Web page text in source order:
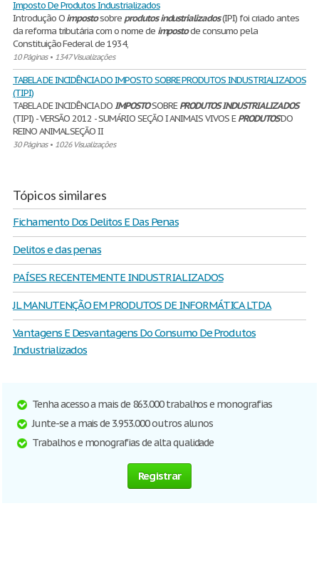
Imposto De Produtos Industrializados
Introdução Oimpostosobre produtos industrializados(IPI) foi criado antes
da reforma tributária com o nome de impostode consumo pela
Constituição Federal de 1934,
10 Páginas• 1347 Visualizações
TABELA DE INCIDÊNCIA DO IMPOSTO SOBRE PRODUTOS INDUSTRIALIZADOS
(TIPI)
TABELA DE INCIDÊNCIA DOIMPOSTOSOBREPRODUTOSINDUSTRIALIZADOS
(TIPI) - VERSÃO 2012 - SUMÁRIO SEÇÃO I ANIMAIS VIVOS EPRODUTOSDO
REINO ANIMAL SEÇÃO II
30 Páginas• 1026 Visualizações
Tópicos similares
Fichamento Dos Delitos E Das Penas
Delitos e das penas
PAÍSES RECENTEMENTE INDUSTRIALIZADOS
JL MANUTENÇÃO EM PRODUTOS DE INFORMÁTICA LTDA
Vantagens E Desvantagens Do Consumo De Produtos
Industrializados
Tenha acesso a mais de 863.000 trabalhos e monografias
Junte-se a mais de 3.953.000 outros alunos
Trabalhos e monografias de alta qualidade
Registrar